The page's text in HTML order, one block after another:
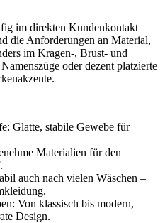
im direkten Kundenkontakt
die Anforderungen an Material,
im Kragen-, Brust- und
oder dezent platzierte
Glatte, stabile Gewebe für
Materialien für den
auch nach vielen Wäschen –
Von klassisch bis modern,
Design.